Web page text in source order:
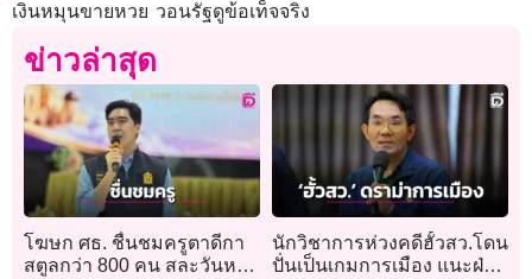
เงินหมุนขายหวย วอนรัฐดูข้อเท็จจริง
ข่าวล่าสุด
โฆษก ศธ. ชื่นชมครูตาดีกา
สตูลกว่า 800 คน สละวันหยุด
นักวิชาการห่วงคดีฮั้วสว.โดน
ปั่นเป็นเกมการเมือง แนะฝ่าย